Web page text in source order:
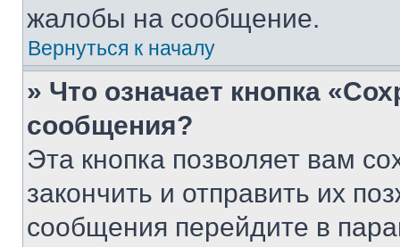
жалобы на сообщение.
Вернуться к началу
» Что означает кнопка
сообщения?
Эта кнопка позволяет вам
закончить и отправить их
сообщения перейдите в